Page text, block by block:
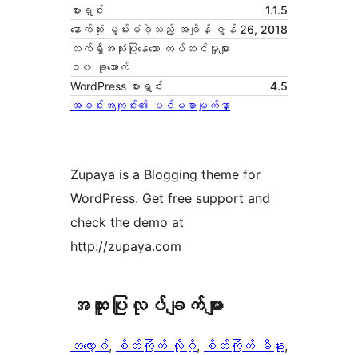
ဗားရှင်း
1.1.5
နောက်ဆုံး မွမ်းမံခဲ့သည့် အချိန် ဇွန် 26, 2018
လက်ရှိအသုံးပြုနေသော တပ်ဆင်မှုများ
၁၀ ခုအောက်
WordPress ဗားရှင်း
4.5
အခင်းအကျင်း၏ ပင်မစာမျက်နှာ
Zupaya is a Blogging theme for
WordPress. Get free support and
check the demo at
http://zupaya.com
အ​ထူး​ပြု​လုပ်​ချက်​များ
ဘလော့ဂ်, စိတ်ကြိုက် လိုဂို, စိတ်ကြိုက် မီနူး